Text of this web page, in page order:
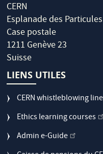
CERN
Esplanade des
Case postale
1211 Genève 23
Suisse
LIENS UTILES
CERN whistleblowing line
Ethics learning courses
Admin e-Guide